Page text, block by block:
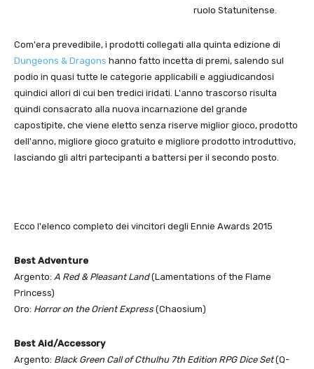
ruolo Statunitense.
Com'era prevedibile, i prodotti collegati alla quinta edizione di
Dungeons & Dragons hanno fatto incetta di premi, salendo sul
podio in quasi tutte le categorie applicabili e aggiudicandosi
quindici allori di cui ben tredici iridati. L'anno trascorso risulta
quindi consacrato alla nuova incarnazione del grande
capostipite, che viene eletto senza riserve miglior gioco, prodotto
dell'anno, migliore gioco gratuito e migliore prodotto introduttivo,
lasciando gli altri partecipanti a battersi per il secondo posto.
Ecco l'elenco completo dei vincitori degli Ennie Awards 2015
Best Adventure
Argento: A Red & Pleasant Land(Lamentations of the Flame
Princess)
Oro: Horror on the Orient Express (Chaosium)
Best Aid/Accessory
Argento: Black Green Call of Cthulhu 7th Edition RPG Dice Set(Q-